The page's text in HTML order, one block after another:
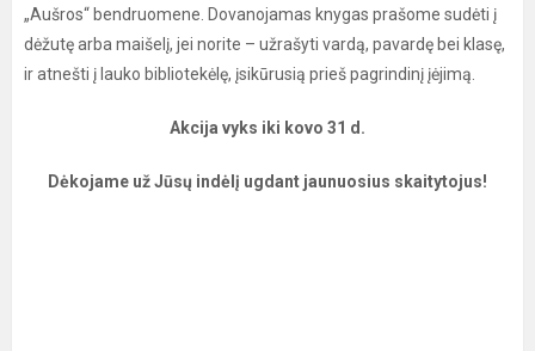
„Aušros“ bendruomene. Dovanojamas knygas prašome sudėti į
dėžutę arba maišelį, jei norite – užrašyti vardą, pavardę bei klasę,
ir atnešti į lauko bibliotekėlę, įsikūrusią prieš pagrindinį įėjimą.
Akcija vyks iki kovo 31 d.
Dėkojame už Jūsų indėlį ugdant jaunuosius skaitytojus!